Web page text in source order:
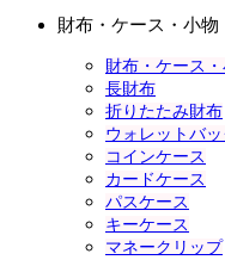
財布・ケース・小物
財布・ケース
長財布
折りたたみ財布
ウォレットバ
コインケース
カードケース
パスケース
キーケース
マネークリップ